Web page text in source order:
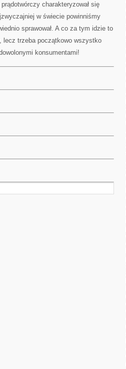
charakteryzował się
w świecie powinniśmy
sprawował. A co za tym idzie to
lecz trzeba początkowo wszystko
konsumentami!